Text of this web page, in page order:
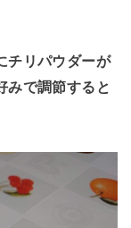
チリパウダーが
みで調節すると